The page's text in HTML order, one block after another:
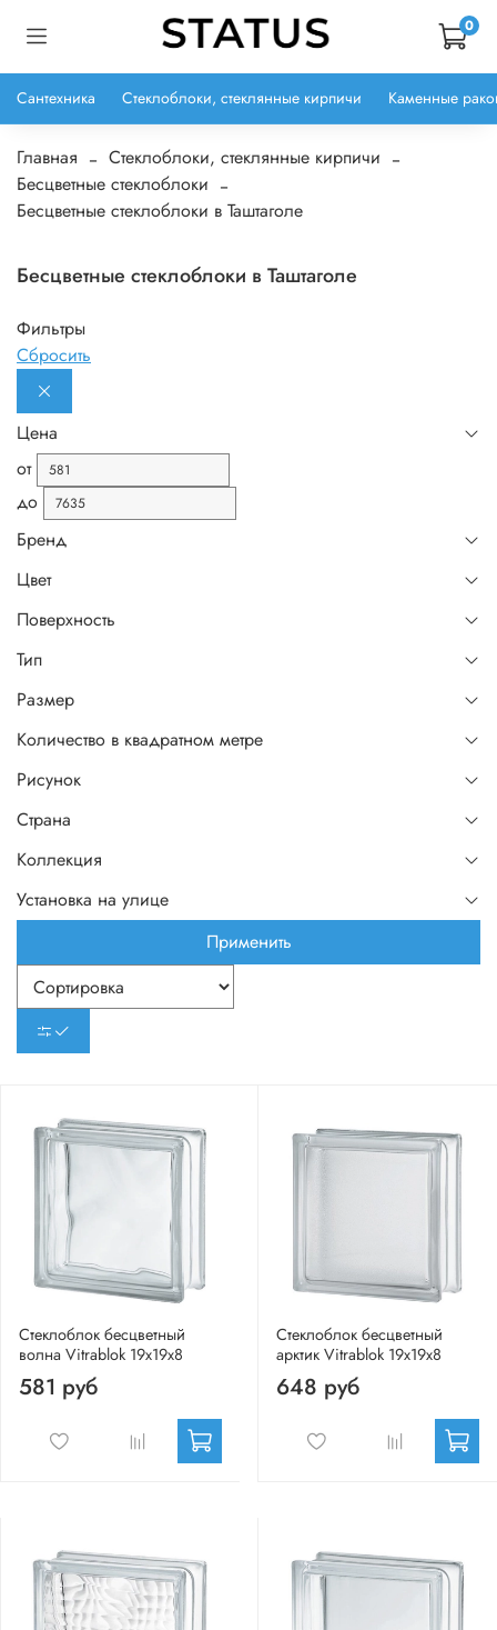
0
Сантехника Стеклоблоки, стеклянные кирпичи Каменные
Главная
Стеклоблоки, стеклянные кирпичи
Бесцветные стеклоблоки
Бесцветные стеклоблоки в Таштаголе
Бесцветные стеклоблоки в Таштаголе
Стеклоблок бесцветный
волна Vitrablok 19х19х8
581 руб
Стеклоблок бесцветный
арктик Vitrablok 19х19х8
648 руб
Фильтры
Сбросить
Цена
от
до
Бренд
Цвет
Поверхность
Тип
Размер
Количество в квадратном метре
Рисунок
Страна
Коллекция
Установка на улице
Применить